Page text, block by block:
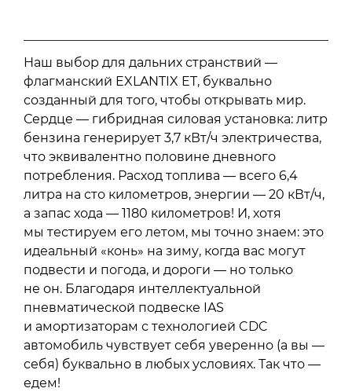
Наш выбор для дальних странствий —
флагманский EXLANTIX ET, буквально
созданный для того, чтобы открывать мир.
Сердце — гибридная силовая установка: литр
бензина генерирует 3,7 кВт/ч электричества,
что эквивалентно половине дневного
потребления. Расход топлива — всего 6,4
литра на сто километров, энергии — 20 кВт/ч,
а запас хода — 1180 километров! И, хотя
мы тестируем его летом, мы точно знаем: это
идеальный «конь» на зиму, когда вас могут
подвести и погода, и дороги — но только
не он. Благодаря интеллектуальной
пневматической подвеске IAS
и амортизаторам с технологией CDC
автомобиль чувствует себя уверенно (а вы —
себя) буквально в любых условиях. Так что —
едем!